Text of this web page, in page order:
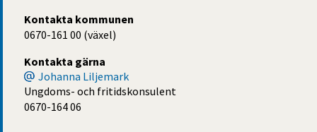
Kontakta kommunen
0670-161 00 (växel)
Kontakta gärna
Johanna Liljemark
Ungdoms- och fritidskonsulent
0670-164 06